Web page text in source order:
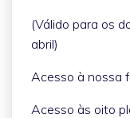
(Válido para os
abril)
Acesso à nossa
Acesso às oito